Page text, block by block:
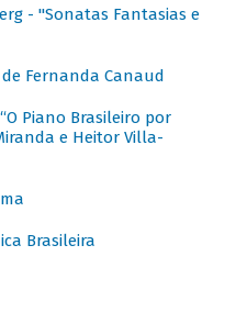
- "Sonatas Fantasias e
Fernanda Canaud
Piano Brasileiro por
e Heitor Villa-
Brasileira